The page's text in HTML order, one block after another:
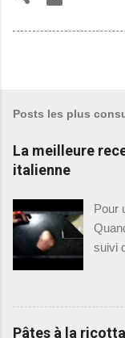
Posts les plus
La meilleure
italienne
Pour
suivi
qui
Pâtes à la